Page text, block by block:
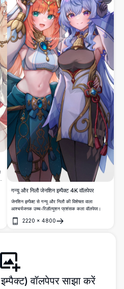
गन्यू और निलौ जेनशिन इम्पैक्ट 4K वॉलपेपर
जेनशिन इम्पैक्ट से गन्यू और निलौ की विशेषता वाला
आश्चर्यजनक उच्च-रिज़ॉल्यूशन प्रशंसक कला वॉलपेपर।
2220 × 4800
खोलें
वॉलपेपर साझा करें